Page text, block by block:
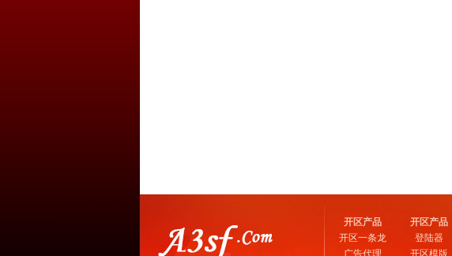
开区产品
开区一条龙
广告代理
开区产品
登陆器
开区模版